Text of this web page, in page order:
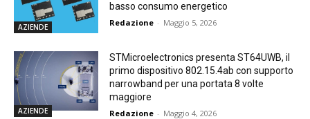
AZIENDE
basso consumo energetico
Redazione - Maggio 5, 2026
AZIENDE
STMicroelectronics presenta ST64UWB, il
primo dispositivo 802.15.4ab con supporto
narrowband per una portata 8 volte
maggiore
Redazione - Maggio 4, 2026